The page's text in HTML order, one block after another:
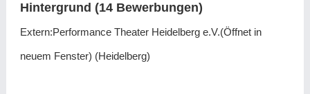
Hintergrund (14 Bewerbungen)
Extern:Performance Theater Heidelberg e.V.(Öffnet in
neuem Fenster) (Heidelberg)